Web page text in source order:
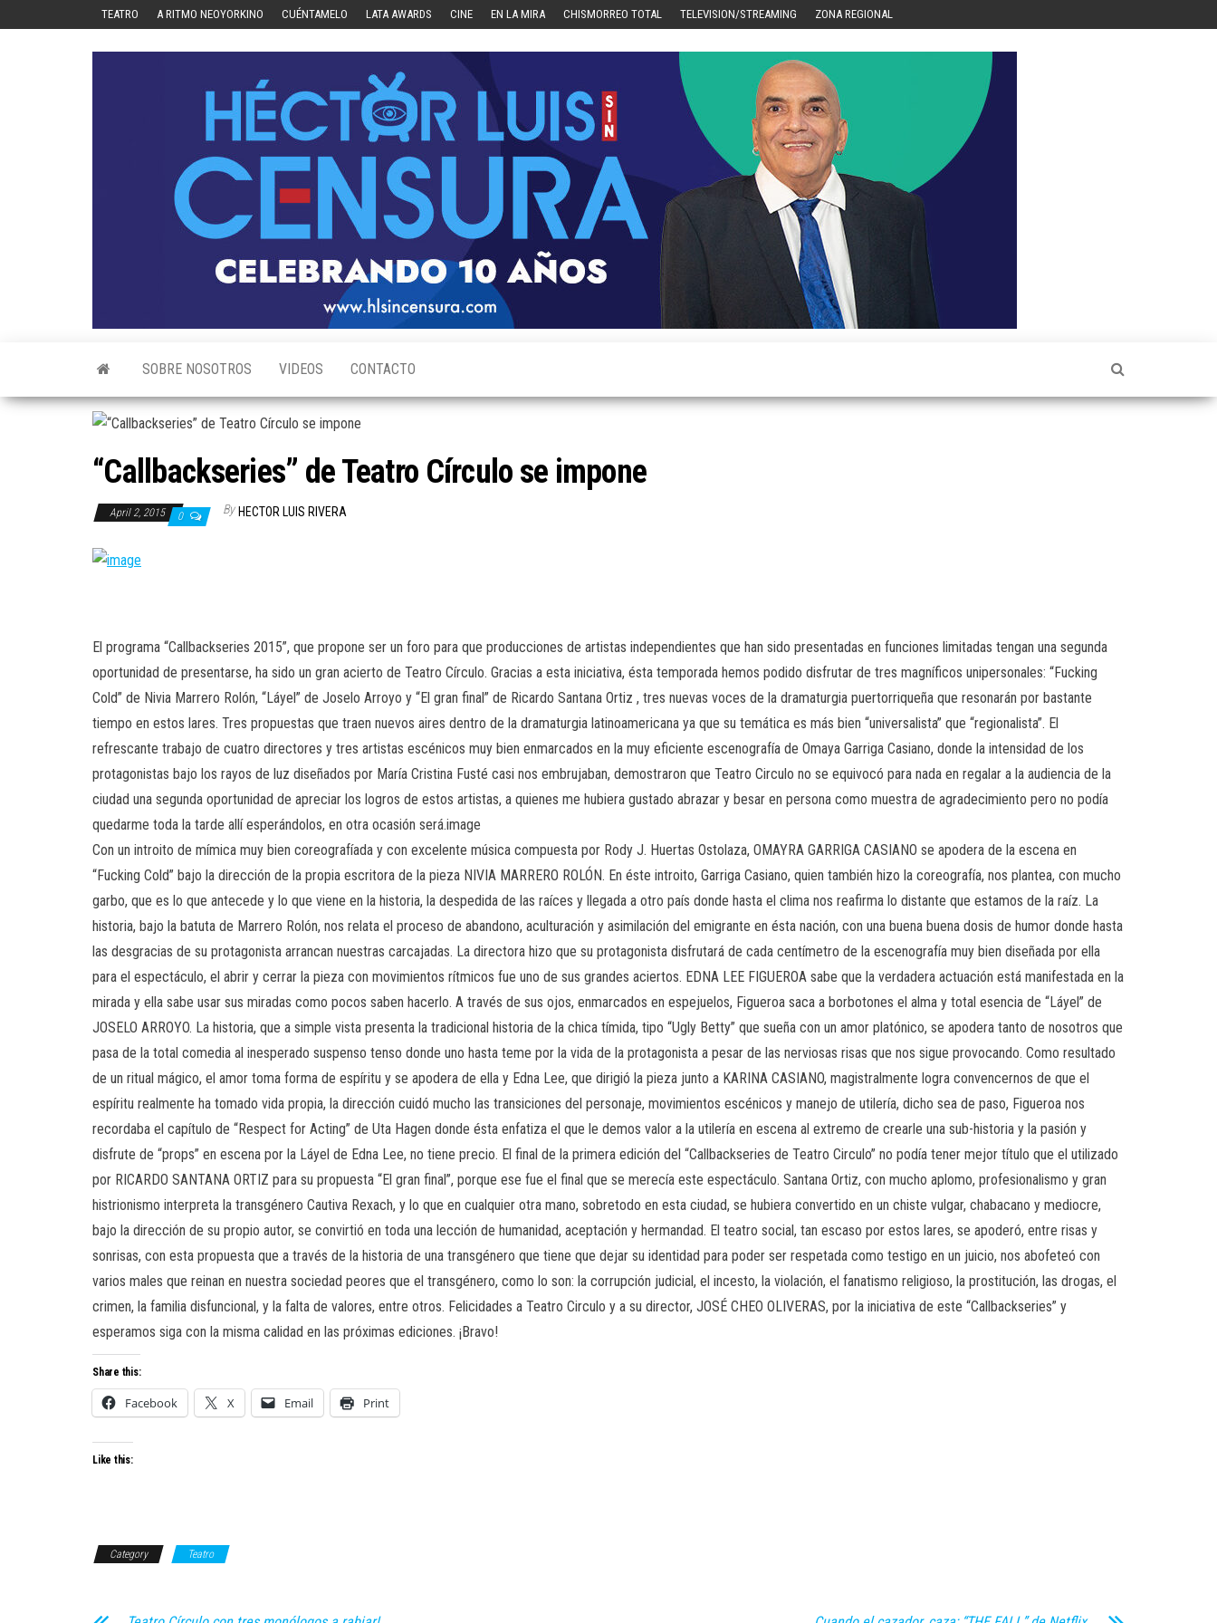
TEATRO A RITMO NEOYORKINO CUÉNTAMELO LATA AWARDS CINE EN LA MIRA CHISMORREO TOTAL TELEVISION/STREAMING ZONA REGIONAL
SOBRE NOSOTROS VIDEOS CONTACTO
“Callbackseries” de Teatro Círculo se impone
April 2, 2015 0 By HECTOR LUIS RIVERA
El programa “Callbackseries 2015”, que propone ser un foro para que producciones de artistas independientes que han sido presentadas en funciones limitadas tengan una segunda
oportunidad de presentarse, ha sido un gran acierto de Teatro Círculo. Gracias a esta iniciativa, ésta temporada hemos podido disfrutar de tres magníficos unipersonales: “Fucking
Cold” de Nivia Marrero Rolón, “Láyel” de Joselo Arroyo y “El gran final” de Ricardo Santana Ortiz , tres nuevas voces de la dramaturgia puertorriqueña que resonarán por bastante
tiempo en estos lares. Tres propuestas que traen nuevos aires dentro de la dramaturgia latinoamericana ya que su temática es más bien “universalista” que “regionalista”. El
refrescante trabajo de cuatro directores y tres artistas escénicos muy bien enmarcados en la muy eficiente escenografía de Omaya Garriga Casiano, donde la intensidad de los
protagonistas bajo los rayos de luz diseñados por María Cristina Fusté casi nos embrujaban, demostraron que Teatro Circulo no se equivocó para nada en regalar a la audiencia de la
ciudad una segunda oportunidad de apreciar los logros de estos artistas, a quienes me hubiera gustado abrazar y besar en persona como muestra de agradecimiento pero no podía
quedarme toda la tarde allí esperándolos, en otra ocasión será.image
Con un introito de mímica muy bien coreografíada y con excelente música compuesta por Rody J. Huertas Ostolaza, OMAYRA GARRIGA CASIANO se apodera de la escena en
“Fucking Cold” bajo la dirección de la propia escritora de la pieza NIVIA MARRERO ROLÓN. En éste introito, Garriga Casiano, quien también hizo la coreografía, nos plantea, con mucho
garbo, que es lo que antecede y lo que viene en la historia, la despedida de las raíces y llegada a otro país donde hasta el clima nos reafirma lo distante que estamos de la raíz. La
historia, bajo la batuta de Marrero Rolón, nos relata el proceso de abandono, aculturación y asimilación del emigrante en ésta nación, con una buena buena dosis de humor donde hasta
las desgracias de su protagonista arrancan nuestras carcajadas. La directora hizo que su protagonista disfrutará de cada centímetro de la escenografía muy bien diseñada por ella
para el espectáculo, el abrir y cerrar la pieza con movimientos rítmicos fue uno de sus grandes aciertos. EDNA LEE FIGUEROA sabe que la verdadera actuación está manifestada en la
mirada y ella sabe usar sus miradas como pocos saben hacerlo. A través de sus ojos, enmarcados en espejuelos, Figueroa saca a borbotones el alma y total esencia de “Láyel” de
JOSELO ARROYO. La historia, que a simple vista presenta la tradicional historia de la chica tímida, tipo “Ugly Betty” que sueña con un amor platónico, se apodera tanto de nosotros que
pasa de la total comedia al inesperado suspenso tenso donde uno hasta teme por la vida de la protagonista a pesar de las nerviosas risas que nos sigue provocando. Como resultado
de un ritual mágico, el amor toma forma de espíritu y se apodera de ella y Edna Lee, que dirigió la pieza junto a KARINA CASIANO, magistralmente logra convencernos de que el
espíritu realmente ha tomado vida propia, la dirección cuidó mucho las transiciones del personaje, movimientos escénicos y manejo de utilería, dicho sea de paso, Figueroa nos
recordaba el capítulo de “Respect for Acting” de Uta Hagen donde ésta enfatiza el que le demos valor a la utilería en escena al extremo de crearle una sub-historia y la pasión y
disfrute de “props” en escena por la Láyel de Edna Lee, no tiene precio. El final de la primera edición del “Callbackseries de Teatro Circulo” no podía tener mejor título que el utilizado
por RICARDO SANTANA ORTIZ para su propuesta “El gran final”, porque ese fue el final que se merecía este espectáculo. Santana Ortiz, con mucho aplomo, profesionalismo y gran
histrionismo interpreta la transgénero Cautiva Rexach, y lo que en cualquier otra mano, sobretodo en esta ciudad, se hubiera convertido en un chiste vulgar, chabacano y mediocre,
bajo la dirección de su propio autor, se convirtió en toda una lección de humanidad, aceptación y hermandad. El teatro social, tan escaso por estos lares, se apoderó, entre risas y
sonrisas, con esta propuesta que a través de la historia de una transgénero que tiene que dejar su identidad para poder ser respetada como testigo en un juicio, nos abofeteó con
varios males que reinan en nuestra sociedad peores que el transgénero, como lo son: la corrupción judicial, el incesto, la violación, el fanatismo religioso, la prostitución, las drogas, el
crimen, la familia disfuncional, y la falta de valores, entre otros. Felicidades a Teatro Circulo y a su director, JOSÉ CHEO OLIVERAS, por la iniciativa de este “Callbackseries” y
esperamos siga con la misma calidad en las próximas ediciones. ¡Bravo!
Share this:
Facebook X Email Print
Like this:
Category Teatro